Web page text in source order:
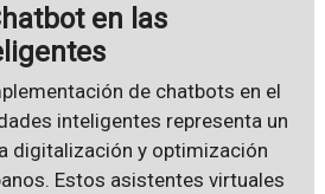
en las
de chatbots en el
inteligentes representa un
digitalización y optimización
Estos asistentes virtuales